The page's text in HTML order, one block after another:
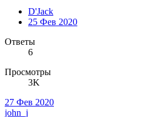
D'Jack
25 Фев 2020
Ответы
6
Просмотры
3K
27 Фев 2020
john_j